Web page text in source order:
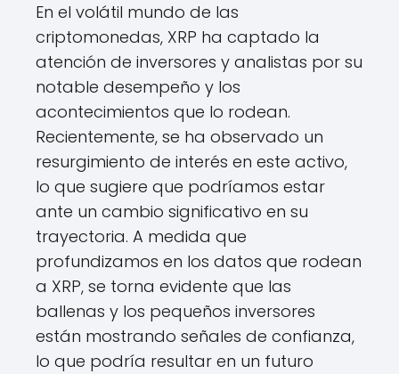
En el volátil mundo de las
criptomonedas, XRP ha captado la
atención de inversores y analistas por su
notable desempeño y los
acontecimientos que lo rodean.
Recientemente, se ha observado un
resurgimiento de interés en este activo,
lo que sugiere que podríamos estar
ante un cambio significativo en su
trayectoria. A medida que
profundizamos en los datos que rodean
a XRP, se torna evidente que las
ballenas y los pequeños inversores
están mostrando señales de confianza,
lo que podría resultar en un futuro